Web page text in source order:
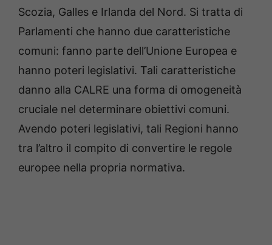
Scozia, Galles e Irlanda del Nord. Si tratta di
Parlamenti che hanno due caratteristiche
comuni: fanno parte dell’Unione Europea e
hanno poteri legislativi. Tali caratteristiche
danno alla CALRE una forma di omogeneità
cruciale nel determinare obiettivi comuni.
Avendo poteri legislativi, tali Regioni hanno
tra l’altro il compito di convertire le regole
europee nella propria normativa.